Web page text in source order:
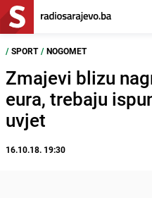
/ SPORT / NOGOMET
Zmajevi blizu
eura, trebaju
uvjet
16.10.18. 19:30